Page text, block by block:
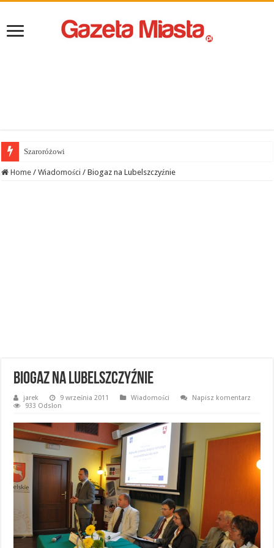
Szaroróżowi
Home / Wiadomości / Biogaz na Lubelszczyźnie
Biogaz na Lubelszczyźnie
jarek 9 września 2011 Wiadomości
Napisz komentarz
933 Odsłon